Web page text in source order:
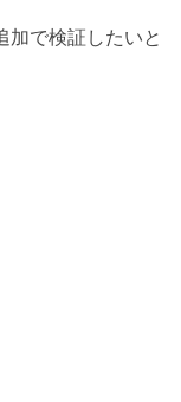
加で検証したいと